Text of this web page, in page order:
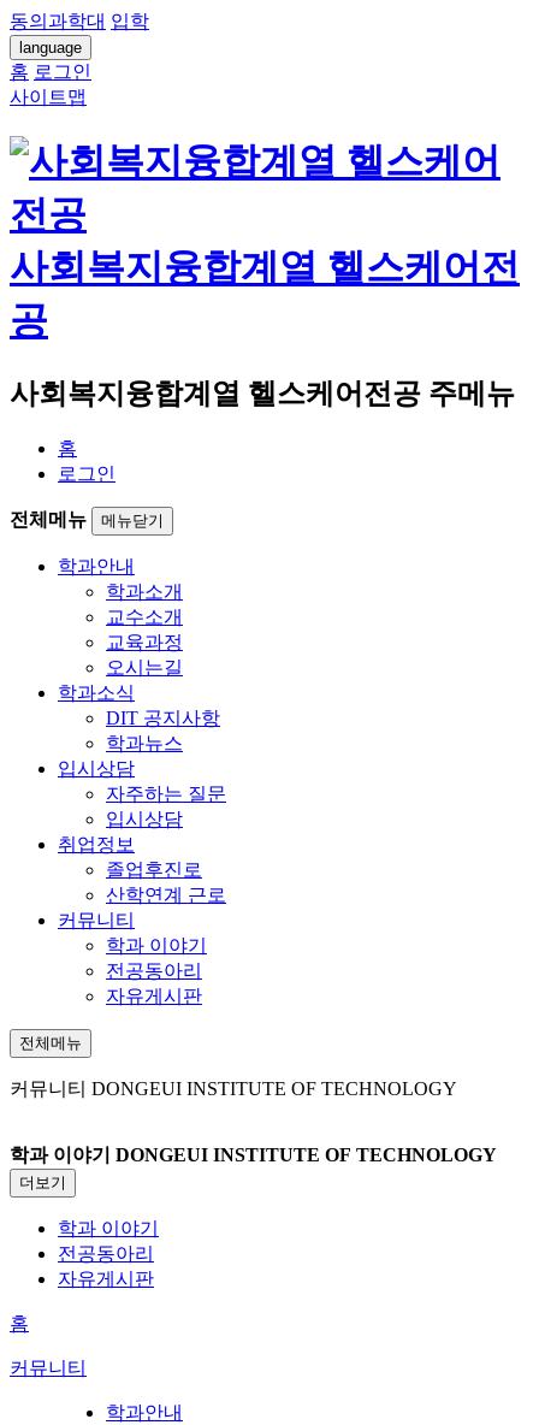
동의과학대 입학
language
홈 로그인
사이트맵
사회복지융합계열 헬스케어전
공
사회복지융합계열 헬스케어전공 주메뉴
홈
로그인
전체메뉴 메뉴닫기
학과안내
학과소개
교수소개
교육과정
오시는길
학과소식
DIT 공지사항
학과뉴스
입시상담
자주하는 질문
입시상담
취업정보
졸업후진로
산학연계 근로
커뮤니티
학과 이야기
전공동아리
자유게시판
전체메뉴
커뮤니티 DONGEUI INSTITUTE OF TECHNOLOGY
학과 이야기 DONGEUI INSTITUTE OF TECHNOLOGY
더보기
학과 이야기
전공동아리
자유게시판
홈
커뮤니티
학과안내